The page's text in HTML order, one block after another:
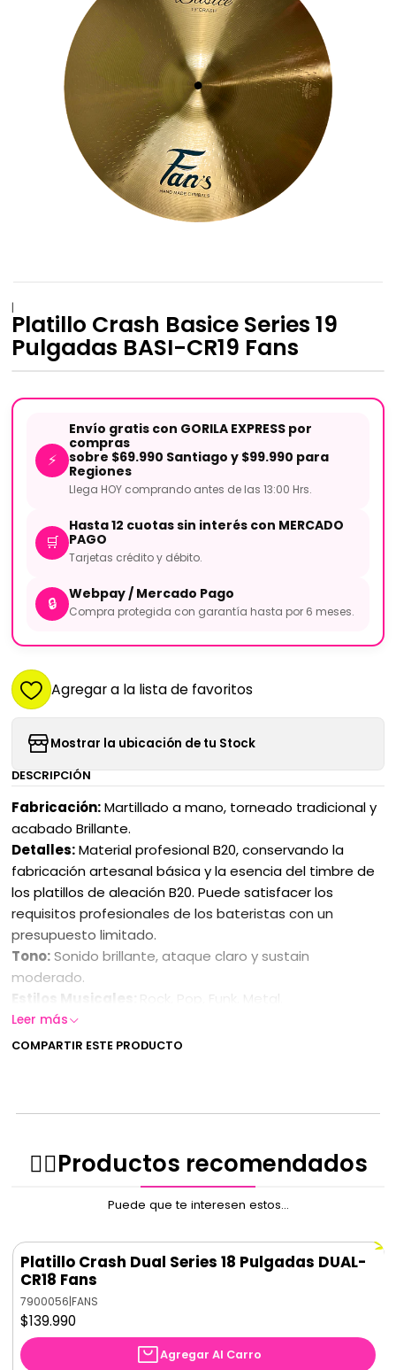
|
Platillo Crash Basice Series 19
Pulgadas BASI-CR19 Fans
⚡
Envío gratis con GORILA EXPRESS por
compras
sobre $69.990 Santiago y $99.990 para
Regiones
Llega HOY comprando antes de las 13:00 Hrs.
🛒
Hasta 12 cuotas sin interés con MERCADO
PAGO
Tarjetas crédito y débito.
🔒
Webpay / Mercado Pago
Compra protegida con garantía hasta por 6 meses.
Agregar a la lista de favoritos
Mostrar la ubicación de tu Stock
DESCRIPCIÓN
Fabricación:Martillado a mano, torneado tradicional y
acabado Brillante.
​Detalles:Material profesional B20, conservando la
fabricación artesanal básica y la esencia del timbre de
los platillos de aleación B20. Puede satisfacer los
requisitos profesionales de los bateristas con un
presupuesto limitado.
​Tono:Sonido brillante, ataque claro y sustain
moderado.
​Estilos Musicales:
Rock, Pop, Funk, Metal.
Leer más
COMPARTIR ESTE PRODUCTO
✌🏻️Productos recomendados
Puede que te interesen estos...
Platillo Crash Dual Series 18 Pulgadas DUAL-
CR18 Fans
7900056|FANS
$139.990
Agregar Al Carro